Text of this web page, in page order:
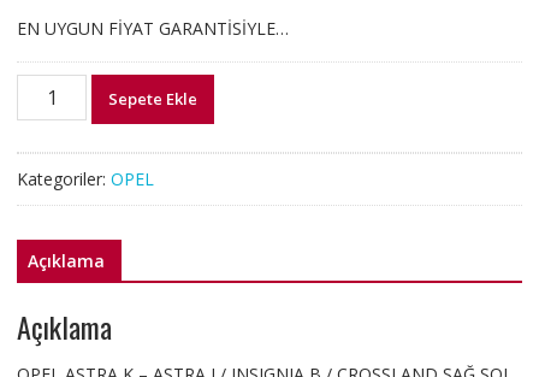
EN UYGUN FİYAT GARANTİSİYLE…
2BM010137
/
INSIGNIA
ÇAMURLUK
SİNYALİ
Sepete Ekle
Kategoriler: OPEL
Açıklama
Açıklama